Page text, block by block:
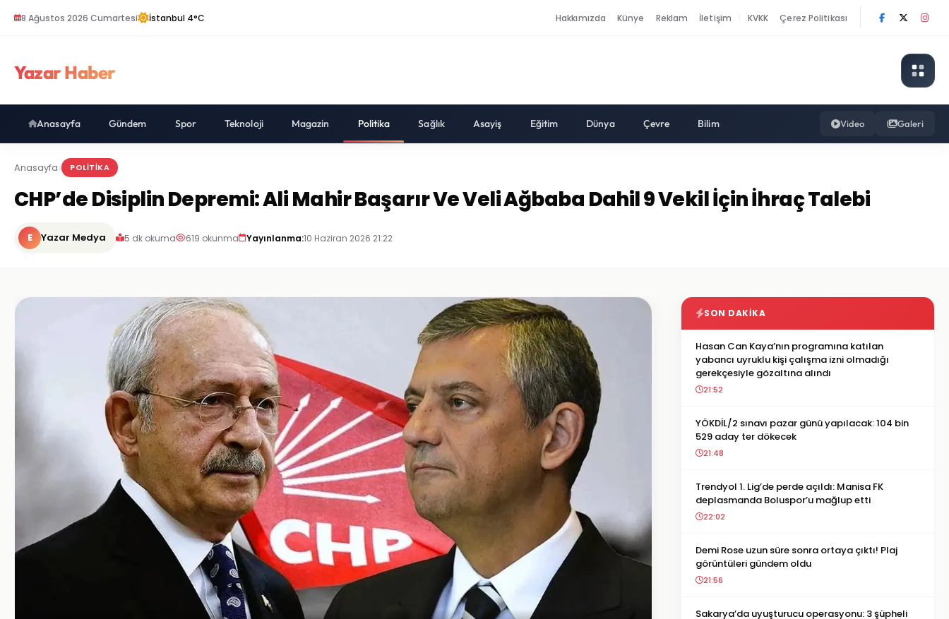
8 Ağustos 2026 Cumartesi İstanbul 4°C Hakkımızda Künye Reklam İletişim KVKK Çerez Politikası
Yazar Haber
Anasayfa Gündem Spor Teknoloji Magazin Politika Sağlık Asayiş Eğitim Dünya Çevre Bilim Video Galeri
Anasayfa POLITIKA
CHP’de Disiplin Depremi: Ali Mahir Başarır Ve Veli Ağbaba Dahil 9 Vekil İçin İhraç Talebi
E Yazar Medya 5 dk okuma 619 okunma Yayınlanma:10 Haziran 2026 21:22
SON DAKIKA
Hasan Can Kaya’nın programına katılan
yabancı uyruklu kişi çalışma izni olmadığı
gerekçesiyle gözaltına alındı
21:52
YÖKDİL/2 sınavı pazar günü yapılacak: 104 bin
529 aday ter dökecek
21:48
Trendyol 1. Lig’de perde açıldı: Manisa FK
deplasmanda Boluspor’u mağlup etti
22:02
Demi Rose uzun süre sonra ortaya çıktı! Plaj
görüntüleri gündem oldu
21:56
Sakarya’da uyuşturucu operasyonu: 3 şüpheli